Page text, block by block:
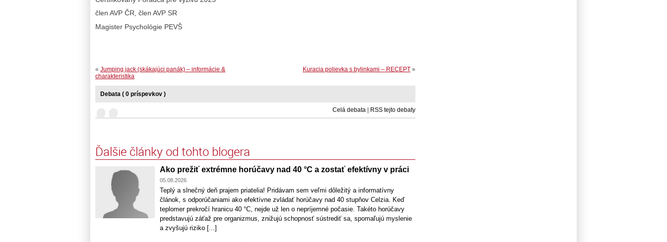
člen AVP ČR, člen AVP SR
Magister Psychológie PEVŠ
Kuracia polievka s bylinkami – RECEPT »
« Jumping jack (skákajúci panák) – informácie &
charakteristika
Debata ( 0 príspevkov )
Celá debata | RSS tejto debaty
Ďalšie články od tohto blogera
Ako prežiť extrémne horúčavy nad 40 °C a zostať efektívny v práci
05.08.2026
Teplý a slnečný deň prajem priatelia! Pridávam sem veľmi dôležitý a informatívny
článok, s odporúčaniami ako efektívne zvládať horúčavy nad 40 stupňov Celzia. Keď
teplomer prekročí hranicu 40 °C, nejde už len o nepríjemné počasie. Takéto horúčavy
predstavujú záťaž pre organizmus, znižujú schopnosť sústrediť sa, spomaľujú myslenie
a zvyšujú riziko [...]